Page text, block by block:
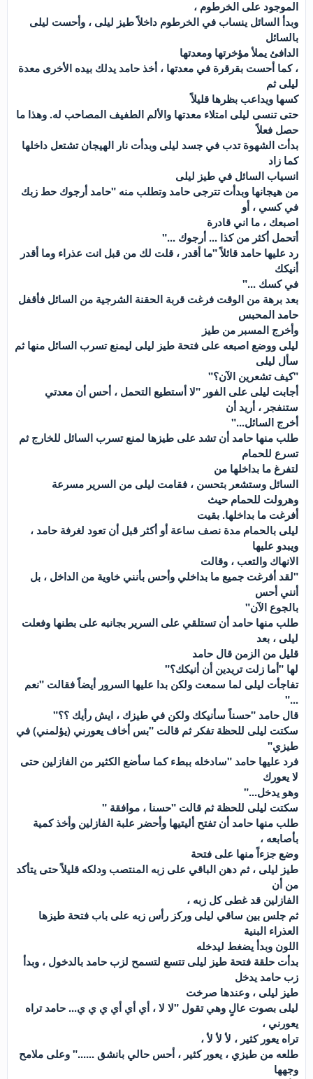
الموجود على الخرطوم ،
وبدأ السائل ينساب في الخرطوم داخلاً طيز ليلى ، وأحست ليلى
بالسائل
الدافئ يملأ مؤخرتها ومعدتها
، كما أحست بقرقرة في معدتها ، أخذ حامد يدلك بيده الأخرى معدة
ليلى ثم
كسها ويداعب بظرها قليلاً
حتى تنسى ليلى امتلاء معدتها والألم الطفيف المصاحب له. وهذا ما
حصل فعلاً
بدأت الشهوة تدب في جسد ليلى وبدأت نار الهيجان تشتعل داخلها
كما زاد
انسياب السائل في طيز ليلى
من هيجانها وبدأت تترجى حامد وتطلب منه "حامد أرجوك حط زبك
في كسي ، أو
اصبعك ، ما اني قادرة
أتحمل أكثر من كذا ... أرجوك ..."
رد عليها حامد قائلاً "ما أقدر ، قلت لك من قبل انت عذراء وما أقدر
أنيكك
في كسك ..."
بعد برهة من الوقت فرغت قربة الحقنة الشرجية من السائل فأقفل
حامد المحبس
وأخرج المسبر من طيز
ليلى ووضع اصبعه على فتحة طيز ليلى ليمنع تسرب السائل منها ثم
سأل ليلى
"كيف تشعرين الآن؟"
أجابت ليلى على الفور "لا أستطيع التحمل ، أحس أن معدتي
ستنفجر ، أريد أن
أخرج السائل..."
طلب منها حامد أن تشد على طيزها لمنع تسرب السائل للخارج ثم
تسرع للحمام
لتفرغ ما بداخلها من
السائل وستشعر بتحسن ، فقامت ليلى من السرير مسرعة
وهرولت للحمام حيث
أفرغت ما بداخلها. بقيت
ليلى بالحمام مدة نصف ساعة أو أكثر قبل أن تعود لغرفة حامد ،
ويبدو عليها
الانهاك والتعب ، وقالت
"لقد أفرغت جميع ما بداخلي وأحس بأنني خاوية من الداخل ، بل
أنني أحس
بالجوع الآن"
طلب منها حامد أن تستلقي على السرير بجانبه على بطنها وفعلت
ليلى ، بعد
قليل من الزمن قال حامد
لها "أما زلت تريدين أن أنيكك؟"
تفاجأت ليلى لما سمعت ولكن بدا عليها السرور أيضاً فقالت "نعم
..."
قال حامد "حسناً سأنيكك ولكن في طيزك ، ايش رأيك ؟؟"
سكتت ليلى للحظة تفكر ثم قالت "بس أخاف يعورني (يؤلمني) في
طيزي"
فرد عليها حامد "سادخله ببطء كما سأضع الكثير من الفازلين حتى
لا يعورك
وهو يدخل..."
سكتت ليلى للحظة ثم قالت "حسنا ، موافقة "
طلب منها حامد أن تفتح أليتيها وأحضر علبة الفازلين وأخذ كمية
بأصابعه ،
وضع جزءاً منها على فتحة
طيز ليلى ، ثم دهن الباقي على زبه المنتصب ودلكه قليلاً حتى يتأكد
من أن
الفازلين قد غطى كل زبه ،
ثم جلس بين ساقي ليلى وركز رأس زبه على باب فتحة طيزها
العذراء البنية
اللون وبدأ يضغط ليدخله
بدأت حلقة فتحة طيز ليلى تتسع لتسمح لزب حامد بالدخول ، وبدأ
زب حامد يدخل
طيز ليلى ، وعندها صرخت
ليلى بصوت عالٍ وهي تقول "لا لا ، أي أي أي ي ي ي... حامد تراه
يعورني ،
تراه يعور كثير ، لأ لأ لأ ،
طلعه من طيزي ، يعور كثير ، أحس حالي بانشق ......" وعلى ملامح
وجهها